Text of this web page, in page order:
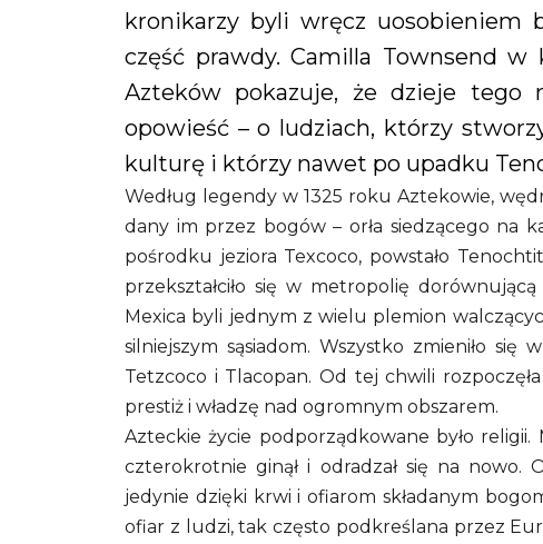
kronikarzy byli wręcz uosobieniem
część prawdy. Camilla Townsend w
Azteków pokazuje, że dzieje tego
opowieść – o ludziach, którzy
kulturę i którzy nawet po upadku
Według legendy w 1325 roku Aztekowie,
dany im przez bogów – orła siedzącego na
pośrodku jeziora Texcoco, powstało
przekształciło się w metropolię
Mexica byli jednym z wielu plemion
silniejszym sąsiadom. Wszystko zmieniło
Tetzcoco i Tlacopan. Od tej chwili
prestiż i władzę nad ogromnym obszarem.
Azteckie życie podporządkowane było religii.
czterokrotnie ginął i odradzał się na nowo.
jedynie dzięki krwi i ofiarom składanym
ofiar z ludzi, tak często podkreślana przez